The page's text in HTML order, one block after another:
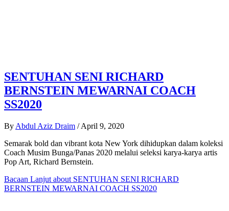
SENTUHAN SENI RICHARD
BERNSTEIN MEWARNAI COACH
SS2020
By Abdul Aziz Draim / April 9, 2020
Semarak bold dan vibrant kota New York dihidupkan dalam koleksi
Coach Musim Bunga/Panas 2020 melalui seleksi karya-karya artis
Pop Art, Richard Bernstein.
Bacaan Lanjut about SENTUHAN SENI RICHARD
BERNSTEIN MEWARNAI COACH SS2020